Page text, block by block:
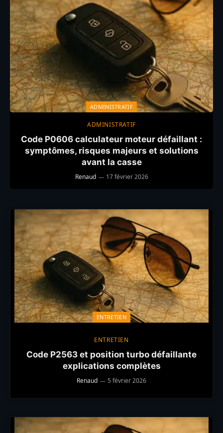
ADMINISTRATIF
ADMINISTRATIF
Code P0606 calculateur moteur défaillant :
symptômes, risques majeurs et solutions
avant la casse
Renaud 17 février 2026
ENTRETIEN
ENTRETIEN
Code P2563 et position turbo défaillante
explications complètes
Renaud 5 février 2026